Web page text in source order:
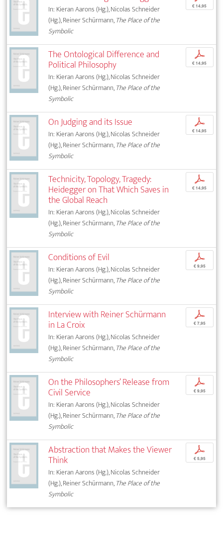
In: Kieran Aarons (Hg.), Nicolas Schneider
(Hg.), Reiner Schürmann,The Place of the
Symbolic
€ 14,95
The Ontological Difference and
Political Philosophy
In: Kieran Aarons (Hg.), Nicolas Schneider
(Hg.), Reiner Schürmann,The Place of the
Symbolic
p
€ 14,95
On Judging and its Issue
In: Kieran Aarons (Hg.), Nicolas Schneider
(Hg.), Reiner Schürmann,The Place of the
Symbolic
p
€ 14,95
Technicity, Topology, Tragedy:
Heidegger on That Which Saves in
the Global Reach
In: Kieran Aarons (Hg.), Nicolas Schneider
(Hg.), Reiner Schürmann,The Place of the
Symbolic
p
€ 14,95
Conditions of Evil
In: Kieran Aarons (Hg.), Nicolas Schneider
(Hg.), Reiner Schürmann,The Place of the
Symbolic
p
€ 9,95
Interview with Reiner Schürmann
in La Croix
In: Kieran Aarons (Hg.), Nicolas Schneider
(Hg.), Reiner Schürmann,The Place of the
Symbolic
p
€ 7,95
On the Philosophers’ Release from
Civil Service
In: Kieran Aarons (Hg.), Nicolas Schneider
(Hg.), Reiner Schürmann,The Place of the
Symbolic
p
€ 9,95
Abstraction that Makes the Viewer
Think
In: Kieran Aarons (Hg.), Nicolas Schneider
(Hg.), Reiner Schürmann,The Place of the
Symbolic
p
€ 5,95